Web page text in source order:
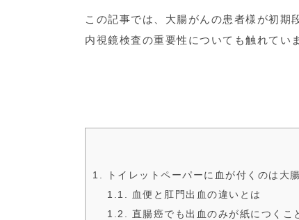
この記事では、大腸がんの患者様が初期
内視鏡検査の重要性についても触れてい
1. トイレットペーパーに血が付くのは大
1.1. 血便と肛門出血の違いとは
1.2. 直腸癌でも出血のみが紙につくこ